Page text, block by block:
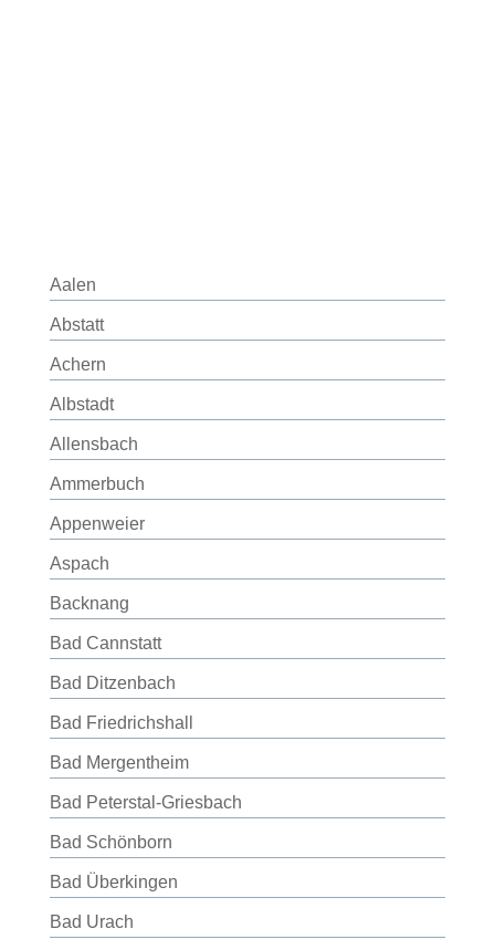
Aalen
Abstatt
Achern
Albstadt
Allensbach
Ammerbuch
Appenweier
Aspach
Backnang
Bad Cannstatt
Bad Ditzenbach
Bad Friedrichshall
Bad Mergentheim
Bad Peterstal-Griesbach
Bad Schönborn
Bad Überkingen
Bad Urach